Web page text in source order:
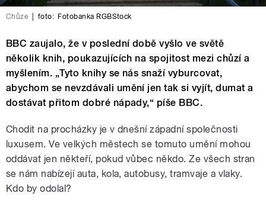
Chůze foto: Fotobanka RGBStock
BBC zaujalo, že v poslední době vyšlo ve světě
několik knih, poukazujících na spojitost mezi chůzí a
myšlením. „Tyto knihy se nás snaží vyburcovat,
abychom se nevzdávali umění jen tak si vyjít, dumat a
dostávat přitom dobré nápady,“ píše BBC.
Chodit na procházky je v dnešní západní společnosti
luxusem. Ve velkých městech se tomuto umění mohou
oddávat jen někteří, pokud vůbec někdo. Ze všech stran
se nám nabízejí auta, kola, autobusy, tramvaje a vlaky.
Kdo by odolal?